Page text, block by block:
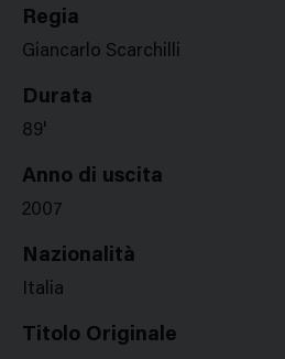
Regia
Giancarlo Scarchilli
Durata
89'
Anno di uscita
2007
Nazionalità
Italia
Titolo Originale